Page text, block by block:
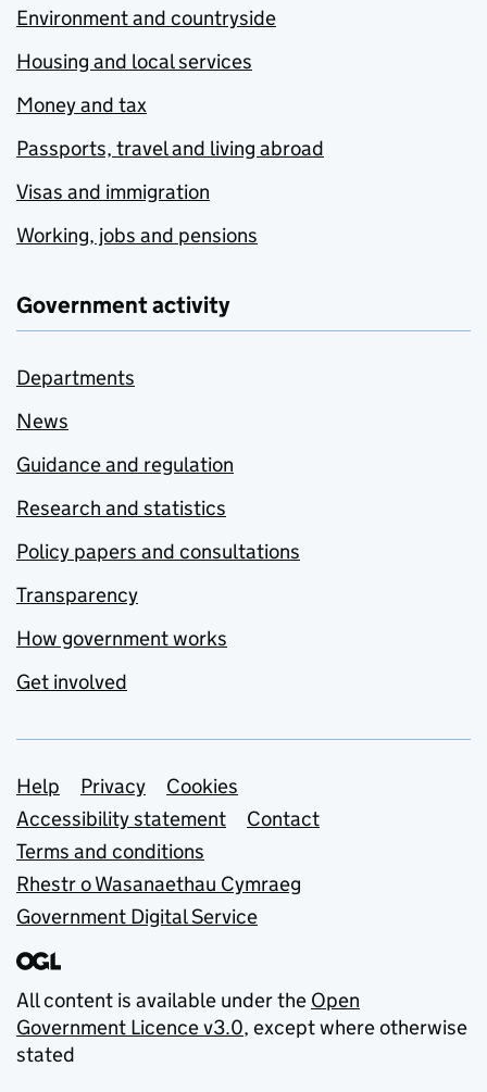
Environment and countryside
Housing and local services
Money and tax
Passports, travel and living abroad
Visas and immigration
Working, jobs and pensions
Government activity
Departments
News
Guidance and regulation
Research and statistics
Policy papers and consultations
Transparency
How government works
Get involved
Support links
Help Privacy
Cookies
Accessibility statement
Contact
Terms and conditions
Rhestr o Wasanaethau Cymraeg
Government Digital Service
All content is available under the Open
Government Licence v3.0, except where otherwise
stated